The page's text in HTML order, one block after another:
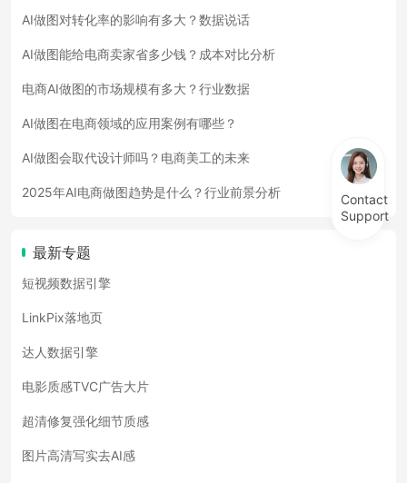
AI做图对转化率的影响有多大？数据说话
AI做图能给电商卖家省多少钱？成本对比分析
电商AI做图的市场规模有多大？行业数据
AI做图在电商领域的应用案例有哪些？
AI做图会取代设计师吗？电商美工的未来
2025年AI电商做图趋势是什么？行业前景分析
最新专题
短视频数据引擎
LinkPix落地页
达人数据引擎
电影质感TVC广告大片
超清修复强化细节质感
图片高清写实去AI感
Contact
Support